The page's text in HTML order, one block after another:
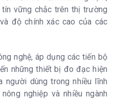
vững chắc trên thị trường
độ chính xác cao của các
nghệ, áp dụng các tiến bộ
những thiết bị đo đạc hiện
dùng trong nhiều lĩnh
nghiệp và nhiều ngành